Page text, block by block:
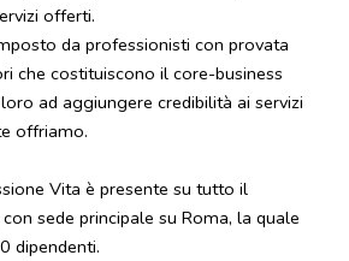
offerti.
da professionisti con provata
che costituiscono il core-business
ad aggiungere credibilità ai servizi
offriamo.
Vita è presente su tutto il
sede principale su Roma, la quale
dipendenti.